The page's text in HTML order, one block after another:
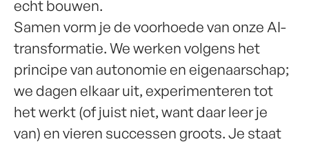
echt bouwen.
Samen vorm je de voorhoede van onze AI-
transformatie. We werken volgens het
principe van autonomie en eigenaarschap;
we dagen elkaar uit, experimenteren tot
het werkt (of juist niet, want daar leer je
van) en vieren successen groots. Je staat